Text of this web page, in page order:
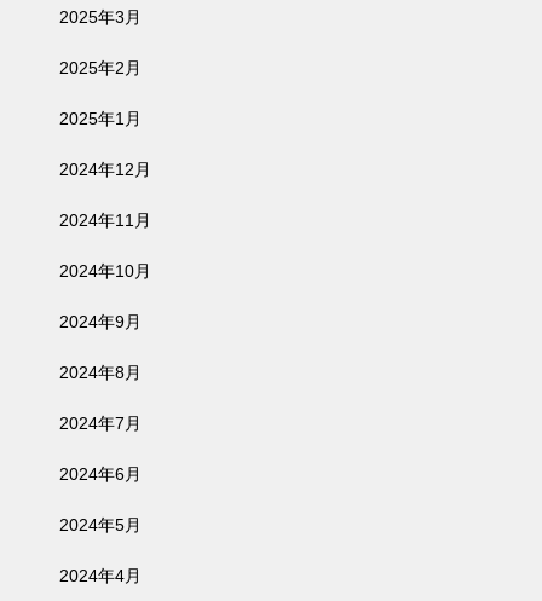
2025年3月
2025年2月
2025年1月
2024年12月
2024年11月
2024年10月
2024年9月
2024年8月
2024年7月
2024年6月
2024年5月
2024年4月